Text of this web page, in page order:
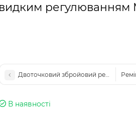
регулюванням
Двоточковий збройовий ремінь зі
В наявності